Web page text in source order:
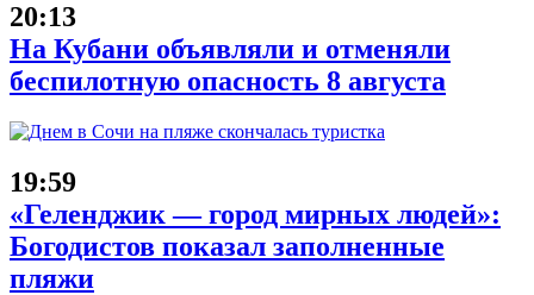
20:13
На Кубани объявляли и отменяли
беспилотную опасность 8 августа
19:59
«Геленджик — город мирных людей»:
Богодистов показал заполненные
пляжи